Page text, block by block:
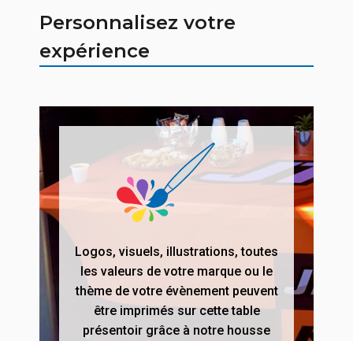
Personnalisez votre
expérience
Logos, visuels, illustrations, toutes
les valeurs de votre marque ou le
thème de votre évènement peuvent
être imprimés sur cette table
présentoir grâce à notre housse